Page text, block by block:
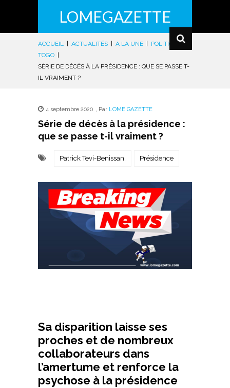
LOMEGAZETTE
ACCUEIL ACTUALITÉS A LA UNE POLITIQUE |
TOGO
SÉRIE DE DÉCÈS À LA PRÉSIDENCE : QUE SE PASSE T-
IL VRAIMENT ?
4 septembre 2020 , Par LOME GAZETTE
Série de décès à la présidence :
que se passe t-il vraiment ?
Patrick Tevi-Benissan. Présidence
Sa disparition laisse ses
proches et de nombreux
collaborateurs dans
l’amertume et renforce la
psychose à la présidence